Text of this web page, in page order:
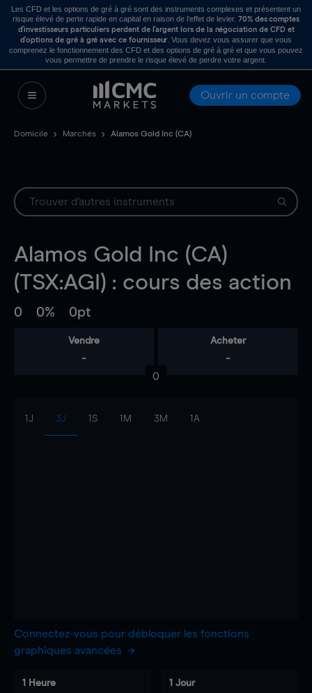
Les CFD et les options de gré à gré sont des instruments complexes et présentent un
risque élevé de perte rapide en capital en raison de l’effet de levier. 70% des comptes
d’investisseurs particuliers perdent de l’argent lors de la négociation de CFD et
d’options de gré à gré avec ce fournisseur . Vous devez vous assurer que vous
comprenez le fonctionnement des CFD et des options de gré à gré et que vous pouvez
vous permettre de prendre le risque élevé de perdre votre argent.
Ouvrir un compte
Domicile Marchés Alamos Gold Inc (CA)
Alamos Gold Inc (CA)
(TSX:AGI) : cours des action
0 0% 0pt
Vendre
-
Acheter
-
0
1J 3J 1S 1M 3M 1A
Connectez-vous pour débloquer les fonctions
graphiques avancées
1 Heure 1 Jour